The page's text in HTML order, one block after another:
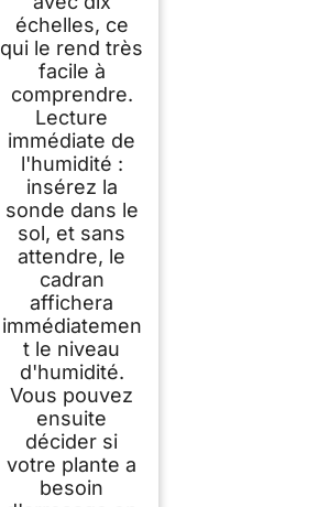
échelles, ce
qui le rend très
facile à
comprendre.
Lecture
immédiate de
l'humidité :
insérez la
sonde dans le
sol, et sans
attendre, le
cadran
affichera
immédiatemen
t le niveau
d'humidité.
Vous pouvez
ensuite
décider si
votre plante a
besoin